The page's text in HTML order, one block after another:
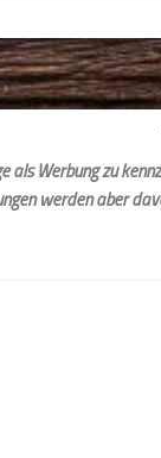
Werbung zu
werden aber